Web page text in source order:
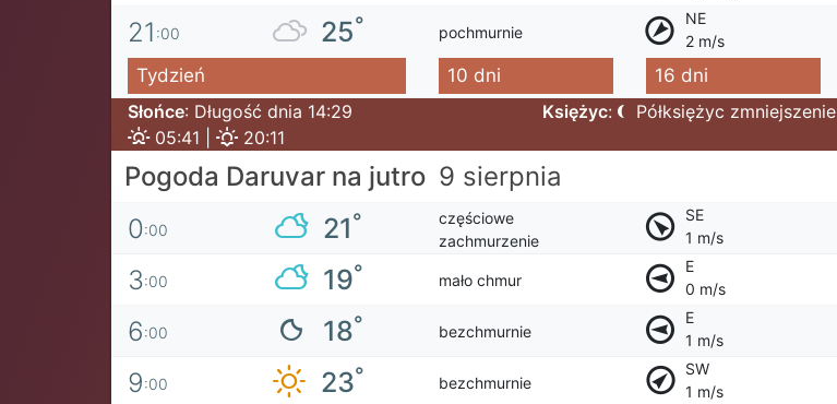
21 :00 25° pochmurnie
NE
2 m/s
Tydzień 10 dni 16 dni
Słońce: Długość dnia 14:29
05:41 |
20:11
Księżyc: Półksiężyc zmniejszenie
Pogoda Daruvar na jutro 9 sierpnia
0:00 21°
częściowe
zachmurzenie
SE
1 m/s
3:00 19° mało chmur
E
0 m/s
6:00 18° bezchmurnie
E
1 m/s
9:00 23° bezchmurnie
SW
1 m/s